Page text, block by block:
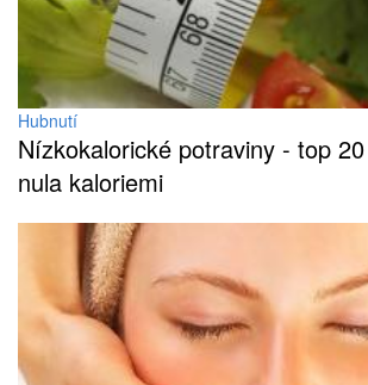
Hubnutí
Nízkokalorické potraviny - top
nula kaloriemi